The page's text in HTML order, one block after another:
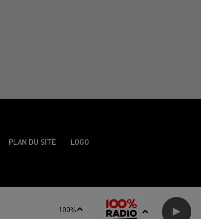
100%
PLAN DU SITE LOGO